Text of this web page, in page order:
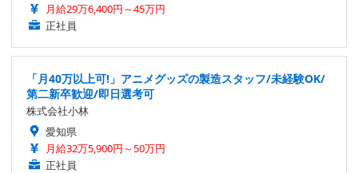
月給29万6,400円～45万円
正社員
「月40万以上可!」アニメグッズの製造スタッフ/未経験OK/
第二新卒歓迎/即日選考可
株式会社小林
愛知県
月給32万5,900円～50万円
正社員